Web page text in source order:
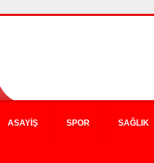
ASAYIŞ SPOR SAĞLIK